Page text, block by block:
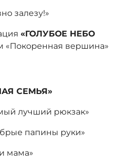
залезу!»
«ГОЛУБОЕ НЕБО
«Покоренная вершина»
СЕМЬЯ»
лучший рюкзак»
папины руки»
мама»